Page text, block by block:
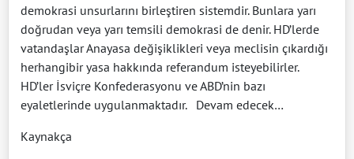
demokrasi unsurlarını birleştiren sistemdir. Bunlara yarı
doğrudan veya yarı temsili demokrasi de denir. HD’lerde
vatandaşlar Anayasa değişiklikleri veya meclisin çıkardığı
herhangibir yasa hakkında referandum isteyebilirler.
HD’ler İsviçre Konfederasyonu ve ABD’nin bazı
eyaletlerinde uygulanmaktadır. Devam edecek…
Kaynakça